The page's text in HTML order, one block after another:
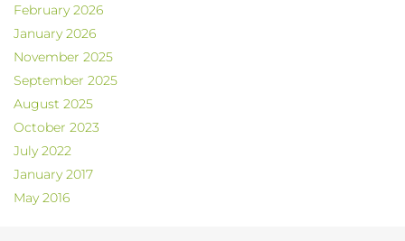
February 2026
January 2026
November 2025
September 2025
August 2025
October 2023
July 2022
January 2017
May 2016